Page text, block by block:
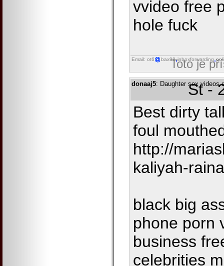
vvideo free
hole fuck
Email: ot6 bax98 inboxforwarding
Toto je
donaaj5: Daughter sex videos
St -
Best dirty
foul
http://
kaliyah-raina
black big
phone porn
business
celebrities